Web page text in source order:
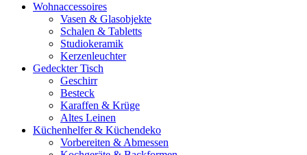
Wohnaccessoires
Vasen & Glasobjekte
Schalen & Tabletts
Studiokeramik
Kerzenleuchter
Gedeckter Tisch
Geschirr
Besteck
Karaffen & Krüge
Altes Leinen
Küchenhelfer & Küchendeko
Vorbereiten & Abmessen